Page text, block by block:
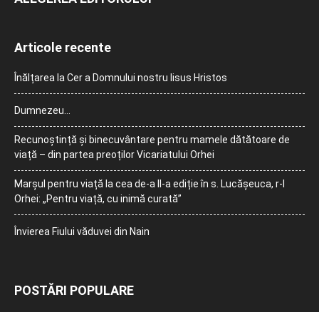
Articole recente
Înălțarea la Cer a Domnului nostru Iisus Hristos
Dumnezeu…
Recunoștință și binecuvântare pentru mamele dătătoare de
viață – din partea preoților Vicariatului Orhei
Marșul pentru viață la cea de-a II-a ediție în s. Lucășeuca, r-l
Orhei: „Pentru viață, cu inimă curată”
Învierea Fiului văduvei din Nain
POSTĂRI POPULARE